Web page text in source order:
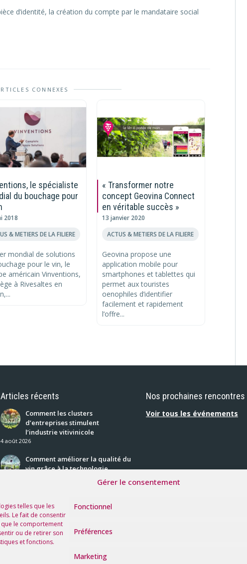
Gérer le consentement
telles que les
Le fait de consentir
le comportement
ou de retirer son
et fonctions.
Fonctionnel
Préférences
Marketing
d’identité, la création du compte par le mandataire social
CONNEXES
le spécialiste
du bouchage pour
2018
& METIERS DE LA FILIERE
mondial de solutions
pour le vin, le
américain Vinventions,
à Rivesaltes en
« Transformer notre
concept Geovina Connect
en véritable succès »
13 janvier 2020
ACTUS & METIERS DE LA FILIERE
Geovina propose une
application mobile pour
smartphones et tablettes qui
permet aux touristes
oenophiles d’identifier
facilement et rapidement
l’offre...
Articles récents
Comment les clusters
d’entreprises stimulent
l’industrie vitivinicole
4 août 2026
Comment améliorer la qualité du
vin grâce à la technologie
redonnent vie aux sols
22 juillet 2026
Nos prochaines rencontres
Voir tous les événements